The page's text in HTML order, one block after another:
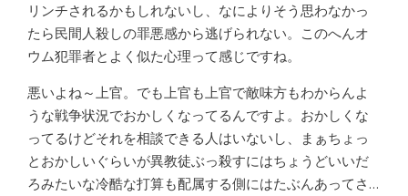
リンチされるかもしれないし、なによりそう思わなかっ
たら民間人殺しの罪悪感から逃げられない。このへんオ
ウム犯罪者とよく似た心理って感じですね。
悪いよね～上官。でも上官も上官で敵味方もわからんよ
うな戦争状況でおかしくなってるんですよ。おかしくな
ってるけどそれを相談できる人はいないし、まぁちょっ
とおかしいぐらいが異教徒ぶっ殺すにはちょうどいいだ
ろみたいな冷酷な打算も配属する側にはたぶんあってさ…